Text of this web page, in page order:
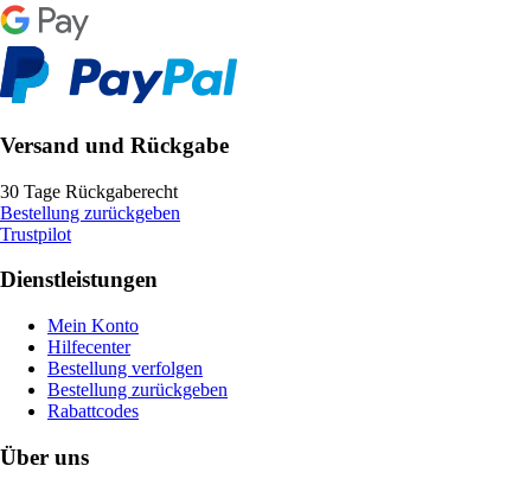
Versand und Rückgabe
30 Tage Rückgaberecht
Bestellung zurückgeben
Trustpilot
Dienstleistungen
Mein Konto
Hilfecenter
Bestellung verfolgen
Bestellung zurückgeben
Rabattcodes
Über uns